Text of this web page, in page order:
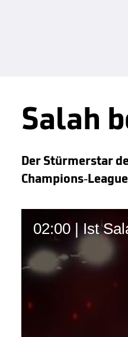
Salah
Der Stürmerstar
Champions-
02:00 | Ist